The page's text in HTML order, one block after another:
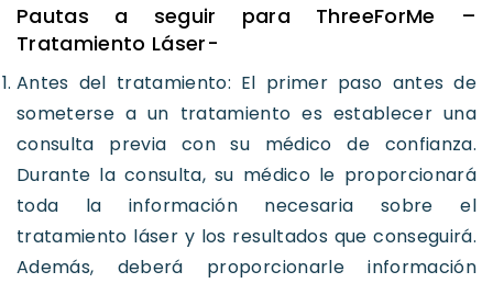
Pautas a seguir para ThreeForMe –
Tratamiento Láser-
Antes del tratamiento: El primer paso antes de
someterse a un tratamiento es establecer una
consulta previa con su médico de confianza.
Durante la consulta, su médico le proporcionará
toda la información necesaria sobre el
tratamiento láser y los resultados que conseguirá.
Además, deberá proporcionarle información